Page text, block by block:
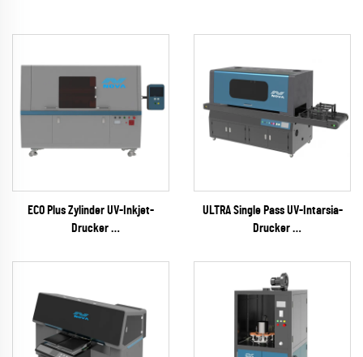
ECO Plus Zylinder UV-Inkjet-
Drucker
ULTRA Single Pass UV-Intarsia-
Drucker